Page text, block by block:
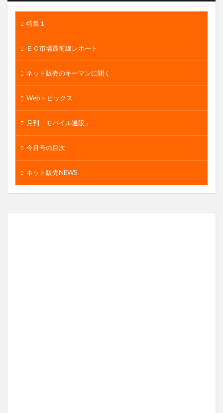
特集１
ＥＣ市場最前線レポート
ネット販売のキーマンに聞く
Webトピックス
月刊「モバイル通販」
今月号の目次
ネット販売NEWS